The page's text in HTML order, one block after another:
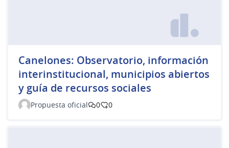
Canelones: Observatorio, información
interinstitucional, municipios abiertos
y guía de recursos sociales
Propuesta oficial 0 0